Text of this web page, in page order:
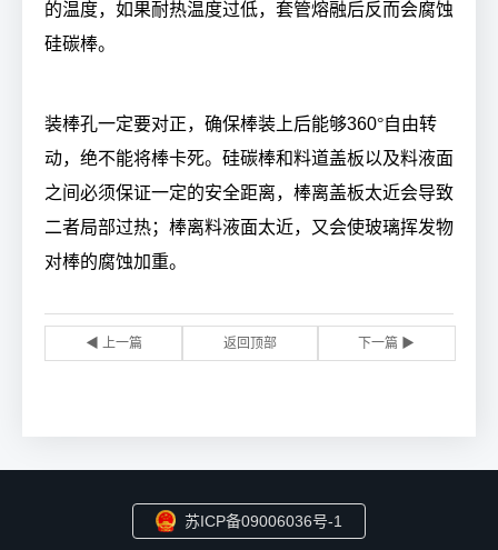
的温度，如果耐热温度过低，套管熔融后反而会腐蚀
硅碳棒。
装棒孔一定要对正，确保棒装上后能够360°自由转
动，绝不能将棒卡死。硅碳棒和料道盖板以及料液面
之间必须保证一定的安全距离，棒离盖板太近会导致
二者局部过热；棒离料液面太近，又会使玻璃挥发物
对棒的腐蚀加重。
◀ 上一篇 返回顶部 下一篇 ▶
苏ICP备09006036号-1